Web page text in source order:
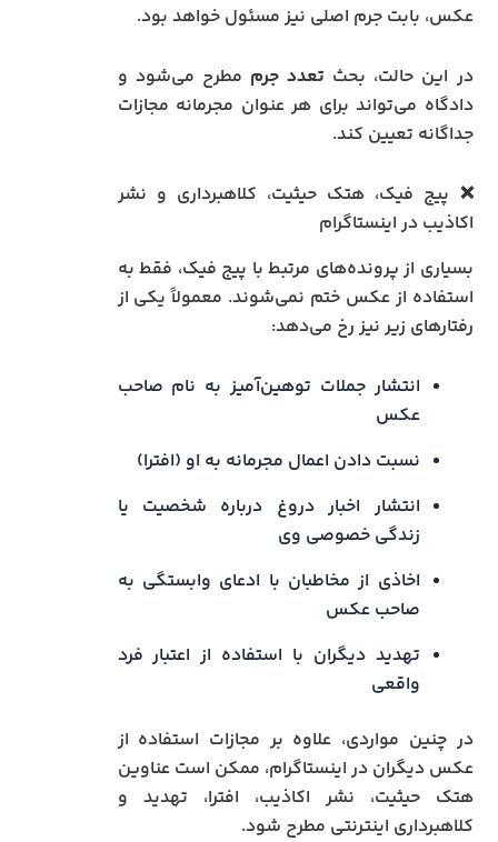
عکس، بابت جرم اصلی نیز مسئول خواهد بود.
در این حالت، بحث تعدد جرم مطرح می‌شود و
دادگاه می‌تواند برای هر عنوان مجرمانه مجازات
جداگانه تعیین کند.
❌ پیج فیک، هتک حیثیت، کلاهبرداری و نشر
اکاذیب در اینستاگرام
بسیاری از پرونده‌های مرتبط با پیج فیک، فقط به
استفاده از عکس ختم نمی‌شوند. معمولاً یکی از
رفتارهای زیر نیز رخ می‌دهد:
انتشار جملات توهین‌آمیز به نام صاحب
عکس
نسبت دادن اعمال مجرمانه به او (افترا)
انتشار اخبار دروغ درباره شخصیت یا
زندگی خصوصی وی
اخاذی از مخاطبان با ادعای وابستگی به
صاحب عکس
تهدید دیگران با استفاده از اعتبار فرد
واقعی
در چنین مواردی، علاوه بر مجازات استفاده از
عکس دیگران در اینستاگرام، ممکن است عناوین
هتک حیثیت، نشر اکاذیب، افترا، تهدید و
کلاهبرداری اینترنتی مطرح شود.